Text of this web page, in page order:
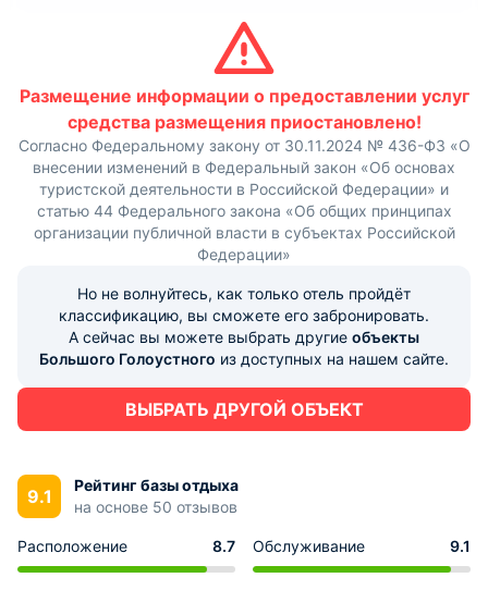
Размещение информации о предоставлении услуг
средства размещения приостановлено!
Согласно Федеральному закону от 30.11.2024 № 436-ФЗ «О
внесении изменений в Федеральный закон «Об основах
туристской деятельности в Российской Федерации» и
статью 44 Федерального закона «Об общих принципах
организации публичной власти в субъектах Российской
Федерации»
Но не волнуйтесь, как только отель пройдёт
классификацию, вы сможете его забронировать.
А сейчас вы можете выбрать другие объекты
Большого Голоустного из доступных на нашем сайте.
ВЫБРАТЬ ДРУГОЙ ОБЪЕКТ
9.1
Рейтинг базы отдыха
на основе 50 отзывов
Расположение 8.7 Обслуживание 9.1